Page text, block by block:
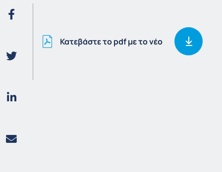
Κατεβάστε το pdf με το νέο